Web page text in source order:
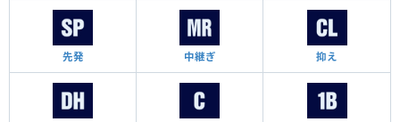
先発 中継ぎ 抑え